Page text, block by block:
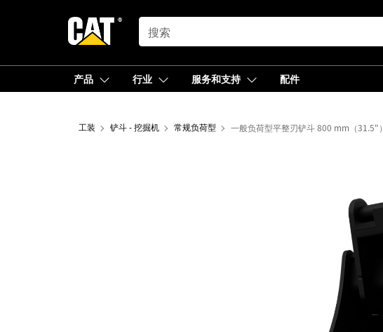
SEARCH
产品 行业 服务和支持 配件
工装 铲斗 - 挖掘机 常规负荷型 一般负荷型平整刃铲斗 800 mm（31.5"）